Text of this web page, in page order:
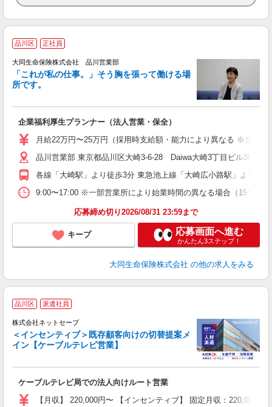
品川区 正社員
大同生命保険株式会社 品川営業部
「これが私の仕事。」そう胸を張って働ける場
所です。
企業福利厚生プランナー（法人営業・保全）
月給22万円〜25万円（採用時支給額・能力により異なる ※当社
品川営業部 東京都品川区大崎3-6-28 Daiwa大崎3丁目ビル3F ※
各線「大崎駅」より徒歩3分 東急池上線「大崎広小路駅」より徒
9:00〜17:00 ※一部営業所により始業時間の異なる場合（15〜20
応募締め切り2026/08/31 23:59まで
キープ 応募画面へ進む
かんたん3ステップ！
大同生命保険株式会社 の他の求人をみる
品川区 派遣社員
株式会社ネットセーブ
＜インセンティブ＞既存顧客向けの切替提案メ
イン【ケーブルテレビ営業】
ケーブルテレビ局での法人向けルート営業
【月収】 220,000円〜 【インセンティブ】 固定月収：220,000